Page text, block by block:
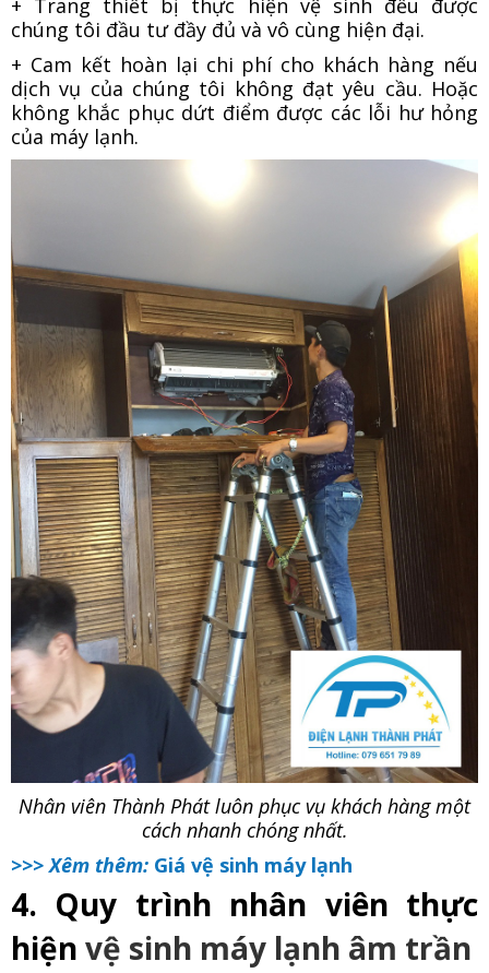
+ Trang thiết bị thực hiện vệ sinh đều được
chúng tôi đầu tư đầy đủ và vô cùng hiện đại.
+ Cam kết hoàn lại chi phí cho khách hàng nếu
dịch vụ của chúng tôi không đạt yêu cầu. Hoặc
không khắc phục dứt điểm được các lỗi hư hỏng
của máy lạnh.
Nhân viên Thành Phát luôn phục vụ khách hàng một
cách nhanh chóng nhất.
>>> Xêm thêm: Giá vệ sinh máy lạnh
4. Quy trình nhân viên thực
hiện vệ sinh máy lạnh âm trần